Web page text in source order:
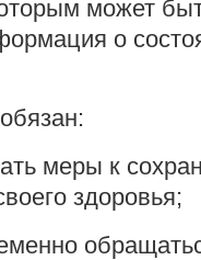
может
о
меры к
здоровья;